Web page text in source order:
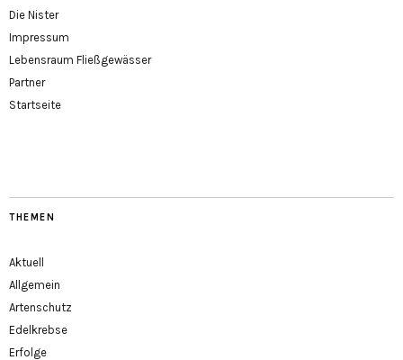
Die Nister
Impressum
Lebensraum Fließgewässer
Partner
Startseite
THEMEN
Aktuell
Allgemein
Artenschutz
Edelkrebse
Erfolge